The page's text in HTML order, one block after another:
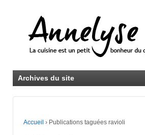
Archives du site
Accueil › Publications taguées ravioli